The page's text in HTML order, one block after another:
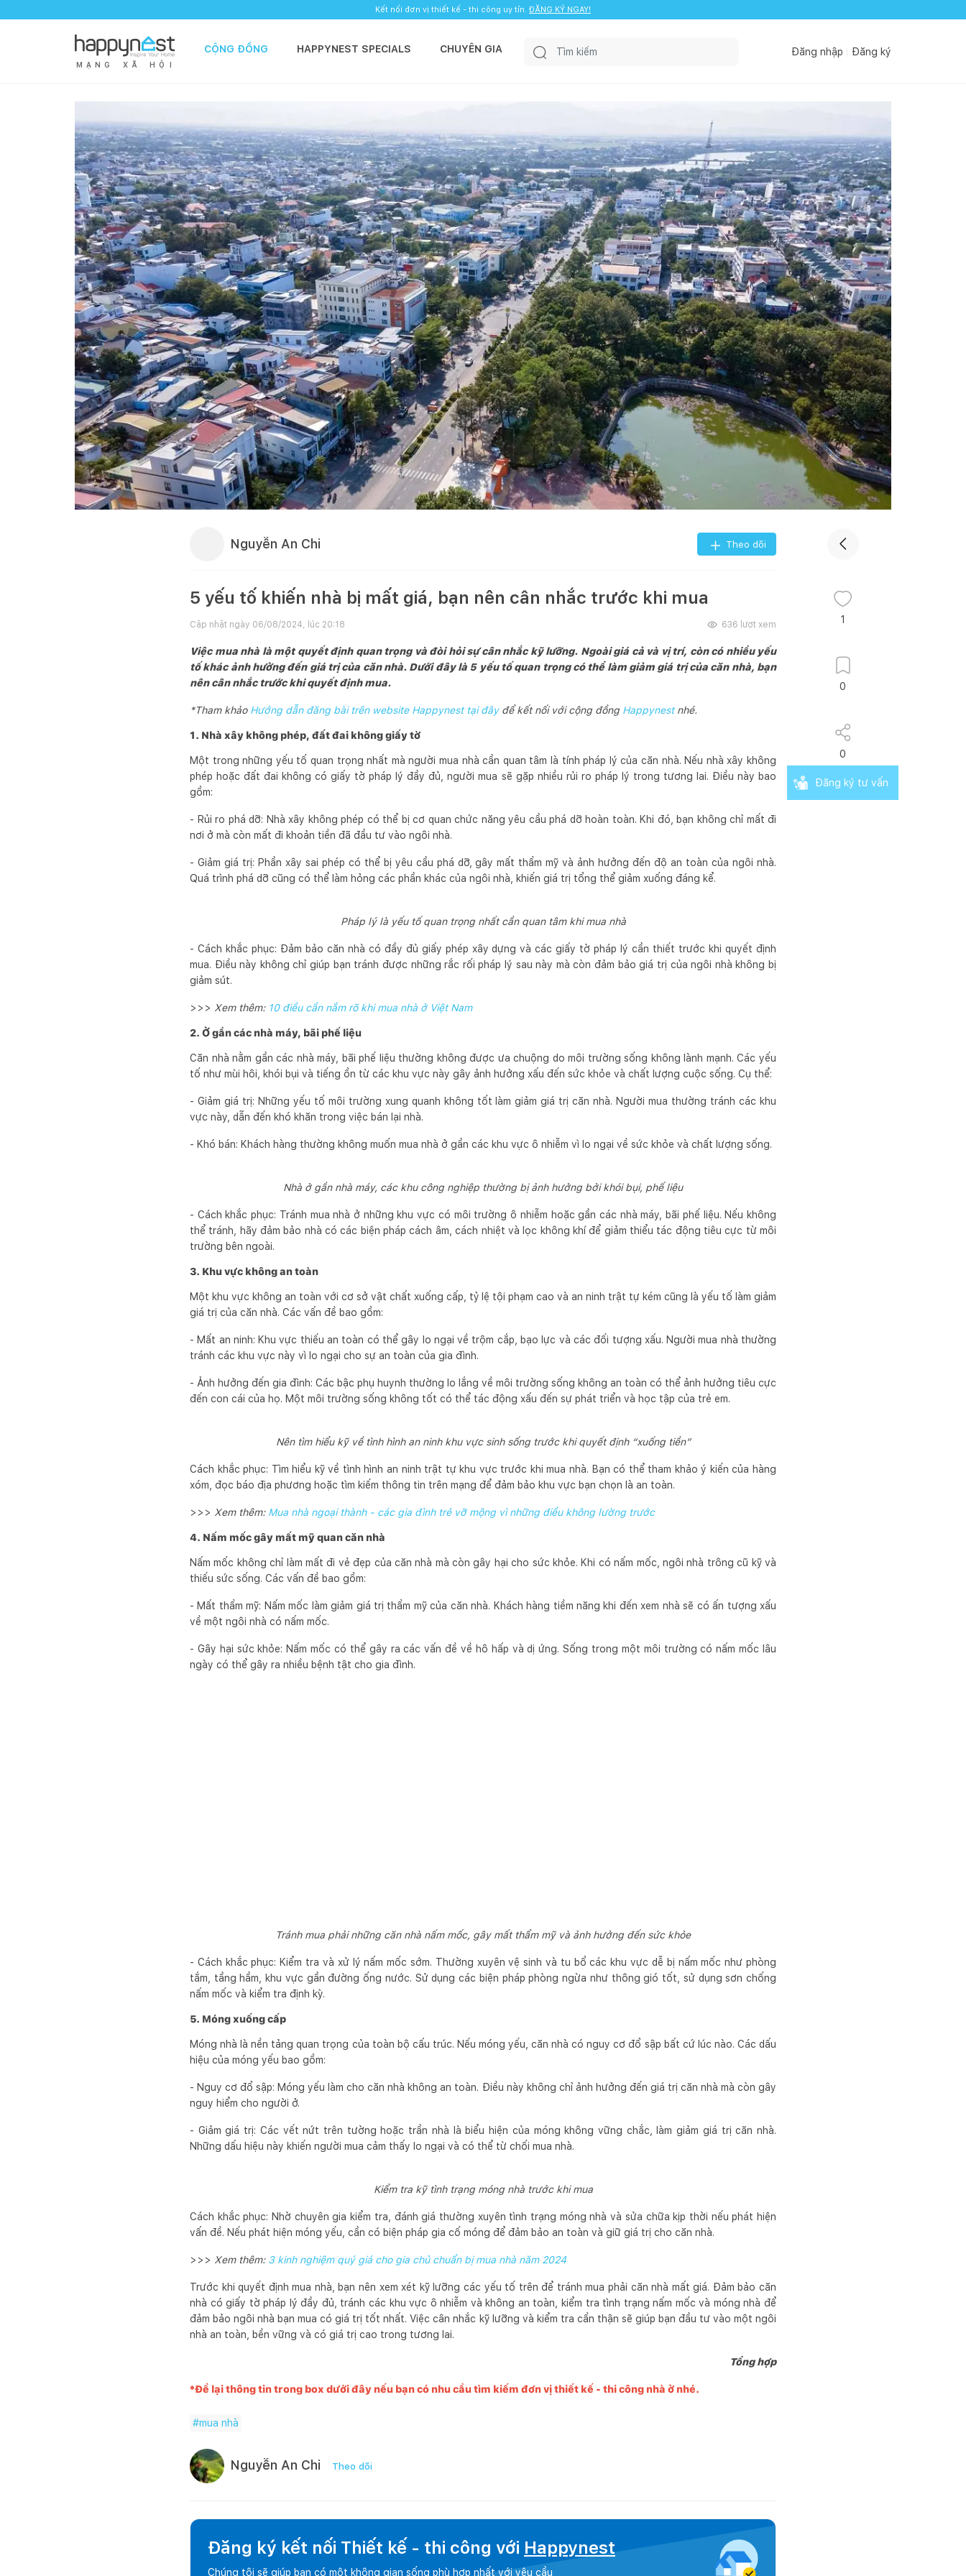
Kết nối đơn vị thiết kế - thi công uy tín. ĐĂNG KÝ NGAY!
M Ạ N G X Ã H Ộ I
CỘNG ĐỒNG HAPPYNEST SPECIALS CHUYÊN GIA Đăng nhập Đăng ký
Nguyễn An Chi Theo dõi
5 yếu tố khiến nhà bị mất giá, bạn nên cân nhắc trước khi mua
Cập nhật ngày 06/08/2024, lúc 20:18 636 lượt xem
Việc mua nhà là một quyết định quan trọng và đòi hỏi sự cân nhắc kỹ lưỡng. Ngoài giá cả và vị trí, còn có nhiều yếu
tố khác ảnh hưởng đến giá trị của căn nhà. Dưới đây là 5 yếu tố quan trọng có thể làm giảm giá trị của căn nhà, bạn
nên cân nhắc trước khi quyết định mua.
*Tham khảo Hướng dẫn đăng bài trên website Happynest tại đâyđể kết nối với cộng đồng Happynest nhé.
1. Nhà xây không phép, đất đai không giấy tờ
Một trong những yếu tố quan trọng nhất mà người mua nhà cần quan tâm là tính pháp lý của căn nhà. Nếu nhà xây không
phép hoặc đất đai không có giấy tờ pháp lý đầy đủ, người mua sẽ gặp nhiều rủi ro pháp lý trong tương lai. Điều này bao
gồm:
- Rủi ro phá dỡ: Nhà xây không phép có thể bị cơ quan chức năng yêu cầu phá dỡ hoàn toàn. Khi đó, bạn không chỉ mất đi
nơi ở mà còn mất đi khoản tiền đã đầu tư vào ngôi nhà.
- Giảm giá trị: Phần xây sai phép có thể bị yêu cầu phá dỡ, gây mất thẩm mỹ và ảnh hưởng đến độ an toàn của ngôi nhà.
Quá trình phá dỡ cũng có thể làm hỏng các phần khác của ngôi nhà, khiến giá trị tổng thể giảm xuống đáng kể.
Pháp lý là yếu tố quan trọng nhất cần quan tâm khi mua nhà
- Cách khắc phục: Đảm bảo căn nhà có đầy đủ giấy phép xây dựng và các giấy tờ pháp lý cần thiết trước khi quyết định
mua. Điều này không chỉ giúp bạn tránh được những rắc rối pháp lý sau này mà còn đảm bảo giá trị của ngôi nhà không bị
giảm sút.
>>> Xem thêm: 10 điều cần nắm rõ khi mua nhà ở Việt Nam
2. Ở gần các nhà máy, bãi phế liệu
Căn nhà nằm gần các nhà máy, bãi phế liệu thường không được ưa chuộng do môi trường sống không lành mạnh. Các yếu
tố như mùi hôi, khói bụi và tiếng ồn từ các khu vực này gây ảnh hưởng xấu đến sức khỏe và chất lượng cuộc sống. Cụ thể:
- Giảm giá trị: Những yếu tố môi trường xung quanh không tốt làm giảm giá trị căn nhà. Người mua thường tránh các khu
vực này, dẫn đến khó khăn trong việc bán lại nhà.
- Khó bán: Khách hàng thường không muốn mua nhà ở gần các khu vực ô nhiễm vì lo ngại về sức khỏe và chất lượng sống.
Nhà ở gần nhà máy, các khu công nghiệp thường bị ảnh hưởng bởi khói bụi, phế liệu
- Cách khắc phục: Tránh mua nhà ở những khu vực có môi trường ô nhiễm hoặc gần các nhà máy, bãi phế liệu. Nếu không
thể tránh, hãy đảm bảo nhà có các biện pháp cách âm, cách nhiệt và lọc không khí để giảm thiểu tác động tiêu cực từ môi
trường bên ngoài.
3. Khu vực không an toàn
Một khu vực không an toàn với cơ sở vật chất xuống cấp, tỷ lệ tội phạm cao và an ninh trật tự kém cũng là yếu tố làm giảm
giá trị của căn nhà. Các vấn đề bao gồm:
- Mất an ninh: Khu vực thiếu an toàn có thể gây lo ngại về trộm cắp, bạo lực và các đối tượng xấu. Người mua nhà thường
tránh các khu vực này vì lo ngại cho sự an toàn của gia đình.
- Ảnh hưởng đến gia đình: Các bậc phụ huynh thường lo lắng về môi trường sống không an toàn có thể ảnh hưởng tiêu cực
đến con cái của họ. Một môi trường sống không tốt có thể tác động xấu đến sự phát triển và học tập của trẻ em.
Nên tìm hiểu kỹ về tình hình an ninh khu vực sinh sống trước khi quyết định “xuống tiền”
Cách khắc phục: Tìm hiểu kỹ về tình hình an ninh trật tự khu vực trước khi mua nhà. Bạn có thể tham khảo ý kiến của hàng
xóm, đọc báo địa phương hoặc tìm kiếm thông tin trên mạng để đảm bảo khu vực bạn chọn là an toàn.
>>> Xem thêm: Mua nhà ngoại thành - các gia đình trẻ vỡ mộng vì những điều không lường trước
4. Nấm mốc gây mất mỹ quan căn nhà
Nấm mốc không chỉ làm mất đi vẻ đẹp của căn nhà mà còn gây hại cho sức khỏe. Khi có nấm mốc, ngôi nhà trông cũ kỹ và
thiếu sức sống. Các vấn đề bao gồm:
- Mất thẩm mỹ: Nấm mốc làm giảm giá trị thẩm mỹ của căn nhà. Khách hàng tiềm năng khi đến xem nhà sẽ có ấn tượng xấu
về một ngôi nhà có nấm mốc.
- Gây hại sức khỏe: Nấm mốc có thể gây ra các vấn đề về hô hấp và dị ứng. Sống trong một môi trường có nấm mốc lâu
ngày có thể gây ra nhiều bệnh tật cho gia đình.
Tránh mua phải những căn nhà nấm mốc, gây mất thẩm mỹ và ảnh hưởng đến sức khỏe
- Cách khắc phục: Kiểm tra và xử lý nấm mốc sớm. Thường xuyên vệ sinh và tu bổ các khu vực dễ bị nấm mốc như phòng
tắm, tầng hầm, khu vực gần đường ống nước. Sử dụng các biện pháp phòng ngừa như thông gió tốt, sử dụng sơn chống
nấm mốc và kiểm tra định kỳ.
5. Móng xuống cấp
Móng nhà là nền tảng quan trọng của toàn bộ cấu trúc. Nếu móng yếu, căn nhà có nguy cơ đổ sập bất cứ lúc nào. Các dấu
hiệu của móng yếu bao gồm:
- Nguy cơ đổ sập: Móng yếu làm cho căn nhà không an toàn. Điều này không chỉ ảnh hưởng đến giá trị căn nhà mà còn gây
nguy hiểm cho người ở.
- Giảm giá trị: Các vết nứt trên tường hoặc trần nhà là biểu hiện của móng không vững chắc, làm giảm giá trị căn nhà.
Những dấu hiệu này khiến người mua cảm thấy lo ngại và có thể từ chối mua nhà.
Kiểm tra kỹ tình trạng móng nhà trước khi mua
Cách khắc phục: Nhờ chuyên gia kiểm tra, đánh giá thường xuyên tình trạng móng nhà và sửa chữa kịp thời nếu phát hiện
vấn đề. Nếu phát hiện móng yếu, cần có biện pháp gia cố móng để đảm bảo an toàn và giữ giá trị cho căn nhà.
>>> Xem thêm: 3 kinh nghiệm quý giá cho gia chủ chuẩn bị mua nhà năm 2024
Trước khi quyết định mua nhà, bạn nên xem xét kỹ lưỡng các yếu tố trên để tránh mua phải căn nhà mất giá. Đảm bảo căn
nhà có giấy tờ pháp lý đầy đủ, tránh các khu vực ô nhiễm và không an toàn, kiểm tra tình trạng nấm mốc và móng nhà để
đảm bảo ngôi nhà bạn mua có giá trị tốt nhất. Việc cân nhắc kỹ lưỡng và kiểm tra cẩn thận sẽ giúp bạn đầu tư vào một ngôi
nhà an toàn, bền vững và có giá trị cao trong tương lai.
Tổng hợp
*Để lại thông tin trong box dưới đây nếu bạn có nhu cầu tìm kiếm đơn vị thiết kế - thi công nhà ở nhé.
#mua nhà
Nguyễn An Chi Theo dõi
Đăng ký kết nối Thiết kế - thi công với Happynest
Chúng tôi sẽ giúp bạn có một không gian sống phù hợp nhất với yêu cầu
1
0
0
Đăng ký tư vấn